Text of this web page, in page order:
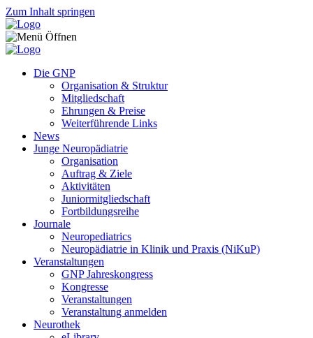
Zum Inhalt springen
Die GNP
Organisation & Struktur
Mitgliedschaft
Ehrungen & Preise
Weiterführende Links
News
Junge Neuropädiatrie
Organisation
Auftrag & Ziele
Aktivitäten
Juniormitgliedschaft
Fortbildungsreihe
Journale
Neuropediatrics
Neuropädiatrie in Klinik und Praxis (NiKuP)
Veranstaltungen
GNP Jahreskongress
Kongresse
Veranstaltungen
Veranstaltung anmelden
Neurothek